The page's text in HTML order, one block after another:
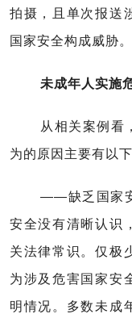
拍摄，且单次报送
国家安全构成威胁。
未成年人实施
从相关案例看
为的原因主要有以
——缺乏国家
安全没有清晰认识
关法律常识。仅极
为涉及危害国家安
明情况。多数未成